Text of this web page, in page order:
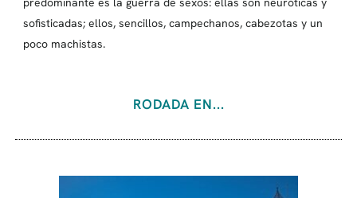
sofisticadas; ellos, sencillos, campechanos, cabezotas y un
poco machistas.
RODADA EN...